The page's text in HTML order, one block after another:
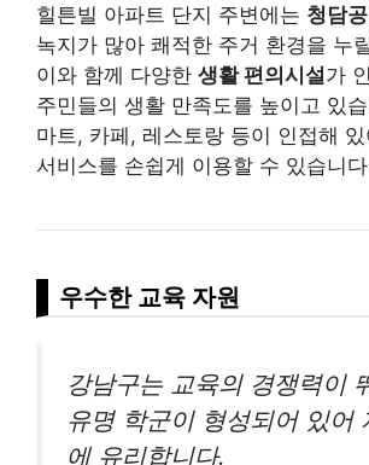
힐튼빌 아파트 단지 주변에는 청담
녹지가 많아 쾌적한 주거 환경을 누
이와 함께 다양한 생활 편의시설가
주민들의 생활 만족도를 높이고 있
마트, 카페, 레스토랑 등이 인접해
서비스를 손쉽게 이용할 수 있습니
우수한 교육 자원
강남구는 교육의 경쟁력이
유명 학군이 형성되어 있어
에 유리합니다.